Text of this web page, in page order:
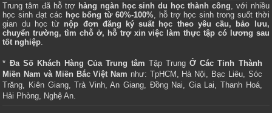
Trung tâm đã hỗ trợ hàng ngàn học sinh du học thành công, với nhiều
học sinh đạt các học bổng từ 60%-100%, hỗ trợ học sinh trong suốt thời
gian du học từ nộp đơn đăng ký suất học theo yêu cầu, bảo lưu,
chuyển trường, tìm chỗ ở, hỗ trợ xin việc làm thực tập có lương sau
tốt nghiệp.
* Đa Số Khách Hàng Của Trung tâm Tập TrungỞ Các Tỉnh Thành
Miền Nam và Miền Bắc Việt Nam như: TpHCM, Hà Nội, Bạc Liêu, Sóc
Trăng, Kiên Giang, Trà Vinh, An Giang, Đồng Nai, Gia Lai, Thanh Hoá,
Hải Phòng, Nghệ An.